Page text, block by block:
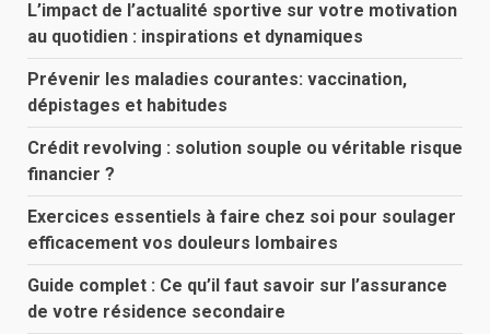
L’impact de l’actualité sportive sur votre motivation
au quotidien : inspirations et dynamiques
Prévenir les maladies courantes: vaccination,
dépistages et habitudes
Crédit revolving : solution souple ou véritable risque
financier ?
Exercices essentiels à faire chez soi pour soulager
efficacement vos douleurs lombaires
Guide complet : Ce qu’il faut savoir sur l’assurance
de votre résidence secondaire